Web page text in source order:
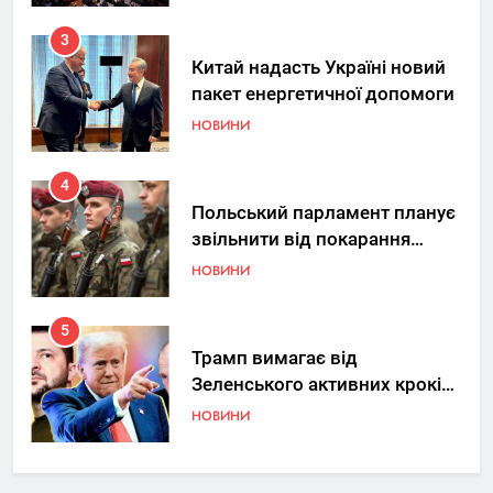
3
Китай надасть Україні новий
пакет енергетичної допомоги
НОВИНИ
4
Польський парламент планує
звільнити від покарання
добровольців ЗСУ
НОВИНИ
5
Трамп вимагає від
Зеленського активних кроків
у мирному процесі
НОВИНИ
6